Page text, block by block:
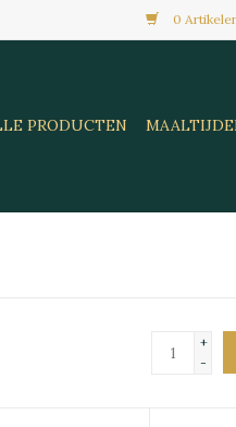
0
PRODUCTEN
+
-